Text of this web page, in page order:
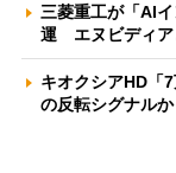
三菱重工が「AI
運 エヌビディ
キオクシアHD「
の反転シグナル